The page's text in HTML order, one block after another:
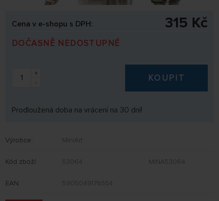
Cena v e-shopu s DPH: 315 Kč
DOČASNĚ NEDOSTUPNÉ
+
-
KOUPIT
Prodloužená doba na vrácení na 30 dní!
Výrobce: MiniArt
Kód zboží: 53064 MINA53064
EAN: 5905049176554